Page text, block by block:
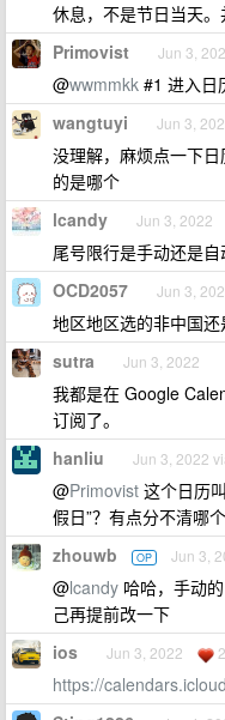
休息，不是节日当天。
Primovist Jun 3,
@wwmmkk #1 进入日
wangtuyi Jun 3,
没理解，麻烦点一下
的是哪个
lcandy Jun 3, 2022
尾号限行是手动还是
OCD2057 Jun 3,
地区地区选的非中国
sutra Jun 3, 2022
我都是在 Google
订阅了。
hanliu Jun 3, 2022
@Primovist 这个日历
假日”？有点分不清哪
zhouwb OP Jun 3,
@lcandy 哈哈，手动
己再提前改一下
ios Jun 3, 2022 2
https://